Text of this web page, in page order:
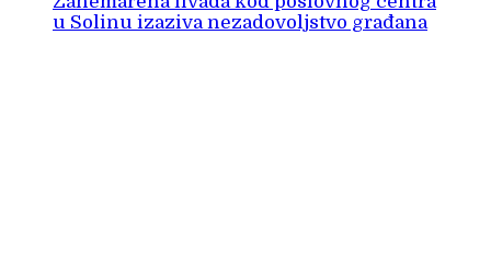
u Solinu izaziva nezadovoljstvo građana